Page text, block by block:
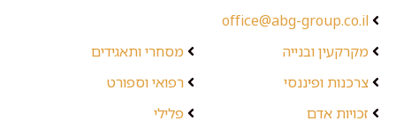
office@abg-group.co.il
מקרקעין ובנייה
צרכנות ופיננסי
זכויות אדם
מסחרי ותאגידים
רפואי וספורט
פלילי